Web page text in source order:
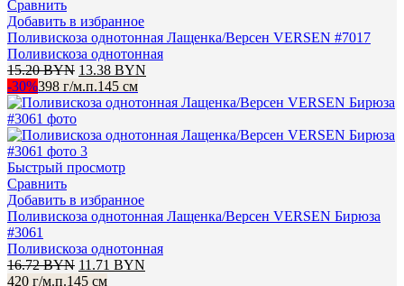
Сравнить
Добавить в избранное
Поливискоза однотонная Лащенка/Версен VERSEN #7017
Поливискоза однотонная
15.20BYN Первоначальная
цена
составляла
13.38 BYN
13.38 BYN.
-30%398 г/м.п.145 см
Быстрый просмотр
Сравнить
Добавить в избранное
Поливискоза однотонная Лащенка/Версен VERSEN Бирюза
#3061
Поливискоза однотонная
16.72BYN Первоначальная
цена
11.71 BYN
420 г/м.п.145 см